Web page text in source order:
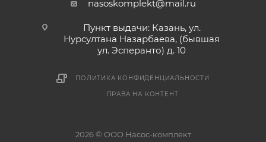
nasoskomplekt@mail.ru
Пункт выдачи: Казань, ул.
Нурсултана Назарбаева, (бывшая
ул. Эсперанто) д. 10
ПОЛИТИКА КОНФИДЕНЦИАЛЬНОСТИ
ПРАВА НА КОНТЕНТ
2026 © ООО Насос-комплект